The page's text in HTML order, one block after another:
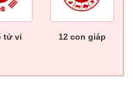
tử vi 12 con giáp